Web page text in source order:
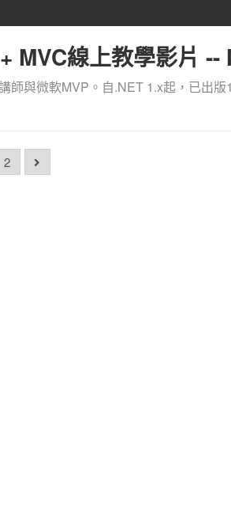
MVC線上教學影片 --
師與微軟MVP。自.NET 1.x起，已出
2